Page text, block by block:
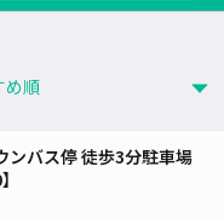
ンバス停 徒歩3分駐車場